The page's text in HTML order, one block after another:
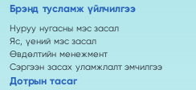
Брэнд тусламж үйлчилгээ
Нуруу нугасны мэс засал
Яс, үений мэс засал
Өвдөлтийн менежмент
Сэргээн засах уламжлалт эмчилгээ
Дотрын тасаг